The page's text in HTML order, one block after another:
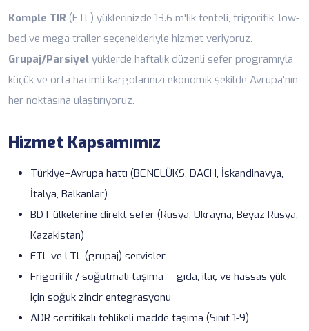
Komple TIR (FTL) yüklerinizde 13.6 m'lik tenteli, frigorifik, low-
bed ve mega trailer seçenekleriyle hizmet veriyoruz.
Grupaj/Parsiyel yüklerde haftalık düzenli sefer programıyla
küçük ve orta hacimli kargolarınızı ekonomik şekilde Avrupa'nın
her noktasına ulaştırıyoruz.
Hizmet Kapsamımız
Türkiye–Avrupa hattı (BENELÜKS, DACH, İskandinavya,
İtalya, Balkanlar)
BDT ülkelerine direkt sefer (Rusya, Ukrayna, Beyaz Rusya,
Kazakistan)
FTL ve LTL (grupaj) servisler
Frigorifik / soğutmalı taşıma — gıda, ilaç ve hassas yük
için soğuk zincir entegrasyonu
ADR sertifikalı tehlikeli madde taşıma (Sınıf 1-9)